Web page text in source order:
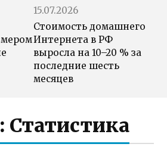
15.07.2026
Стоимость домашнего
Интернета в РФ
выросла на 10–20 % за
последние шесть
месяцев
Статистика